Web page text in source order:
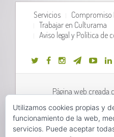
Servicios
Compromiso
Trabajar en Culturama
Aviso legal y Política de
Página web creada
Desarrollo web
Utilizamos cookies propias y
funcionamiento de la web,
servicios. Puede aceptar